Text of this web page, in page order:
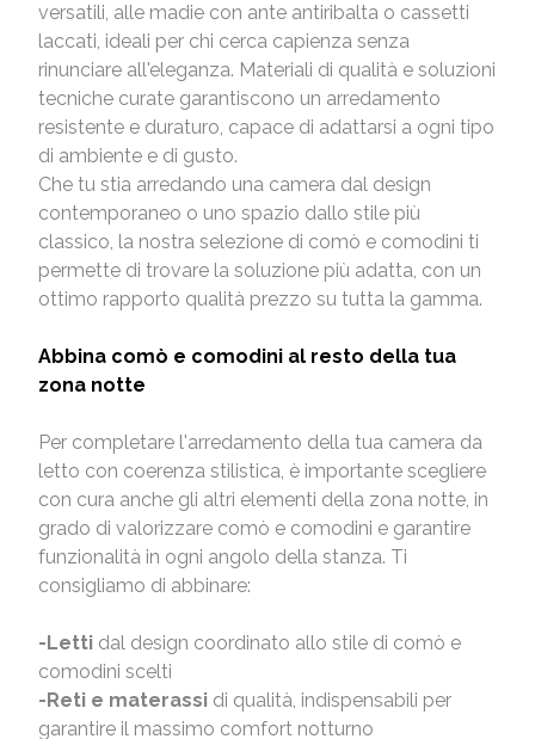
versatili, alle madie con ante antiribalta o cassetti
laccati, ideali per chi cerca capienza senza
rinunciare all'eleganza. Materiali di qualità e soluzioni
tecniche curate garantiscono un arredamento
resistente e duraturo, capace di adattarsi a ogni tipo
di ambiente e di gusto.
Che tu stia arredando una camera dal design
contemporaneo o uno spazio dallo stile più
classico, la nostra selezione di comò e comodini ti
permette di trovare la soluzione più adatta, con un
ottimo rapporto qualità prezzo su tutta la gamma.
Abbina comò e comodini al resto della tua
zona notte
Per completare l'arredamento della tua camera da
letto con coerenza stilistica, è importante scegliere
con cura anche gli altri elementi della zona notte, in
grado di valorizzare comò e comodini e garantire
funzionalità in ogni angolo della stanza. Ti
consigliamo di abbinare:
- Letti dal design coordinato allo stile di comò e
comodini scelti
- Reti e materassi di qualità, indispensabili per
garantire il massimo comfort notturno